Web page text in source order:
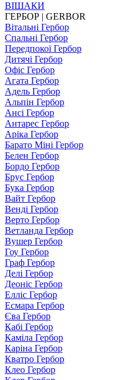
ВІШАКИ
ГЕРБОР | GERBOR
Вітальні Гербор
Спальні Гербор
Передпокої Гербор
Дитячі Гербор
Офіс Гербор
Агата Гербор
Адель Гербор
Альпін Гербор
Ансі Гербор
Антарес Гербор
Аріка Гербор
Барато Міні Гербор
Белен Гербор
Бордо Гербор
Брус Гербор
Бука Гербор
Вайт Гербор
Венді Гербор
Верто Гербор
Ветланда Гербор
Вушер Гербор
Гоу Гербор
Граф Гербор
Делі Гербор
Деоніс Гербор
Елліс Гербор
Есмара Гербор
Єва Гербор
Кабі Гербор
Каміла Гербор
Каріна Гербор
Кватро Гербор
Клео Гербор